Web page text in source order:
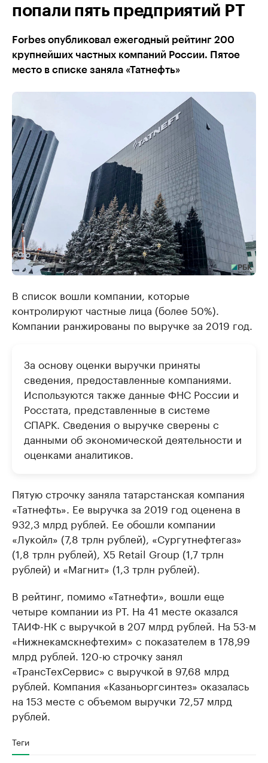
попали пять предприятий РТ
Forbes опубликовал ежегодный рейтинг 200
крупнейших частных компаний России. Пятое
место в списке заняла «Татнефть»
В список вошли компании, которые
контролируют частные лица (более 50%).
Компании ранжированы по выручке за 2019 год.
За основу оценки выручки приняты
сведения, предоставленные компаниями.
Используются также данные ФНС России и
Росстата, представленные в системе
СПАРК. Сведения о выручке сверены с
данными об экономической деятельности и
оценками аналитиков.
Пятую строчку заняла татарстанская компания
«Татнефть». Ее выручка за 2019 год оценена в
932,3 млрд рублей. Ее обошли компании
«Лукойл» (7,8 трлн рублей), «Сургутнефтегаз»
(1,8 трлн рублей), X5 Retail Group (1,7 трлн
рублей) и «Магнит» (1,3 трлн рублей).
В рейтинг, помимо «Татнефти», вошли еще
четыре компании из РТ. На 41 месте оказался
ТАИФ-НК с выручкой в 207 млрд рублей. На 53-м
«Нижнекамскнефтехим» с показателем в 178,99
млрд рублей. 120-ю строчку занял
«ТрансТехСервис» с выручкой в 97,68 млрд
рублей. Компания «Казаньоргсинтез» оказалась
на 153 месте с объемом выручки 72,57 млрд
рублей.
Теги